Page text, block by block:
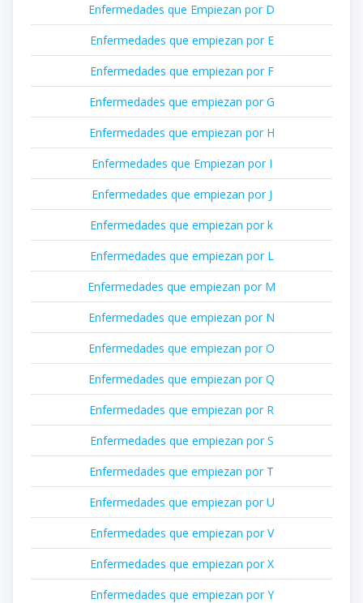
Enfermedades que Empiezan por D
Enfermedades que empiezan por E
Enfermedades que empiezan por F
Enfermedades que empiezan por G
Enfermedades que empiezan por H
Enfermedades que Empiezan por I
Enfermedades que empiezan por J
Enfermedades que empiezan por k
Enfermedades que empiezan por L
Enfermedades que empiezan por M
Enfermedades que empiezan por N
Enfermedades que empiezan por O
Enfermedades que empiezan por Q
Enfermedades que empiezan por R
Enfermedades que empiezan por S
Enfermedades que empiezan por T
Enfermedades que empiezan por U
Enfermedades que empiezan por V
Enfermedades que empiezan por X
Enfermedades que empiezan por Y